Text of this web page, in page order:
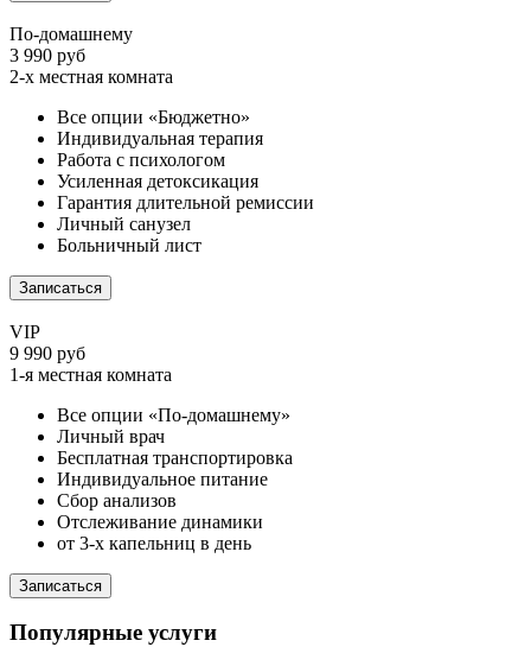
По-домашнему
3 990 руб
2-х местная комната
Все опции «Бюджетно»
Индивидуальная терапия
Работа с психологом
Усиленная детоксикация
Гарантия длительной ремиссии
Личный санузел
Больничный лист
Записаться
VIP
9 990 руб
1-я местная комната
Все опции «По-домашнему»
Личный врач
Бесплатная транспортировка
Индивидуальное питание
Сбор анализов
Отслеживание динамики
от 3-х капельниц в день
Записаться
Популярные услуги